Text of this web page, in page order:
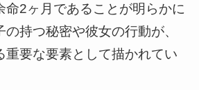
命2ヶ月 であることが明らかに
持つ秘密や彼女の行動が、
重要な要素として描かれてい